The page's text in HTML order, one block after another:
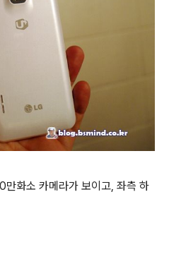
화소 카메라가 보이고, 좌측 하